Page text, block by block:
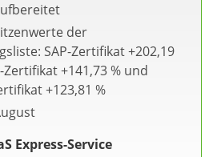
der
SAP-Zertifikat +202,19
+141,73 % und
+123,81 %
Express-Service